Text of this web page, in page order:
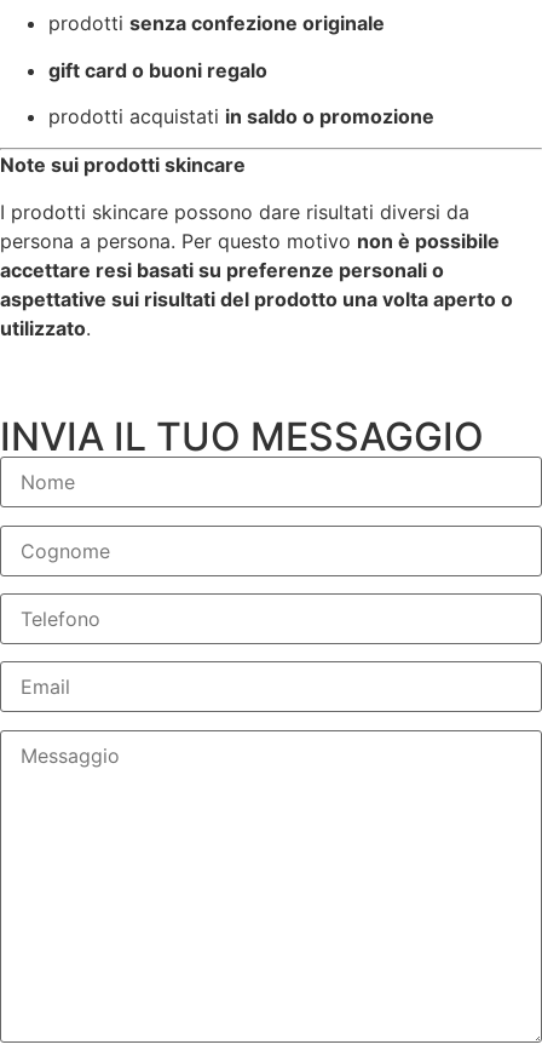
prodotti senza confezione originale
gift card o buoni regalo
prodotti acquistati in saldo o promozione
Note sui prodotti skincare
I prodotti skincare possono dare risultati diversi da
persona a persona. Per questo motivo non è possibile
accettare resi basati su preferenze personali o
aspettative sui risultati del prodotto una volta aperto o
utilizzato.
INVIA IL TUO MESSAGGIO